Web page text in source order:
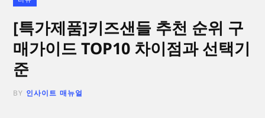
[특가제품]키즈샌들 추천 순위 구
매가이드 TOP10 차이점과 선택기
준
BY 인사이트 매뉴얼